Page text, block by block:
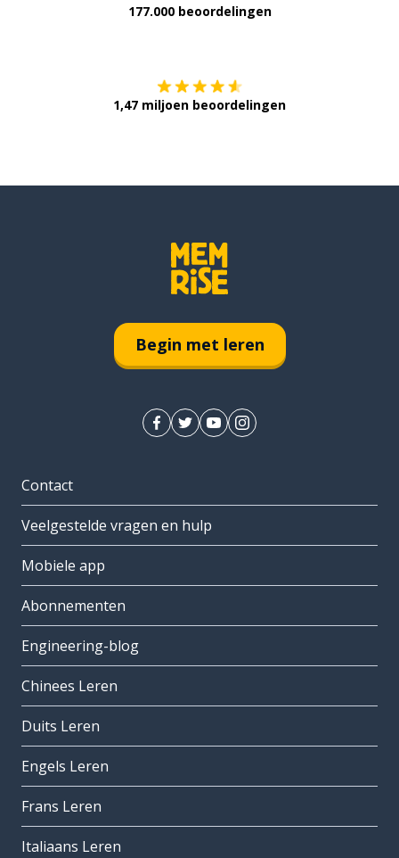
177.000 beoordelingen
1,47 miljoen beoordelingen
Begin met leren
Contact
Veelgestelde vragen en hulp
Mobiele app
Abonnementen
Engineering-blog
Chinees Leren
Duits Leren
Engels Leren
Frans Leren
Italiaans Leren